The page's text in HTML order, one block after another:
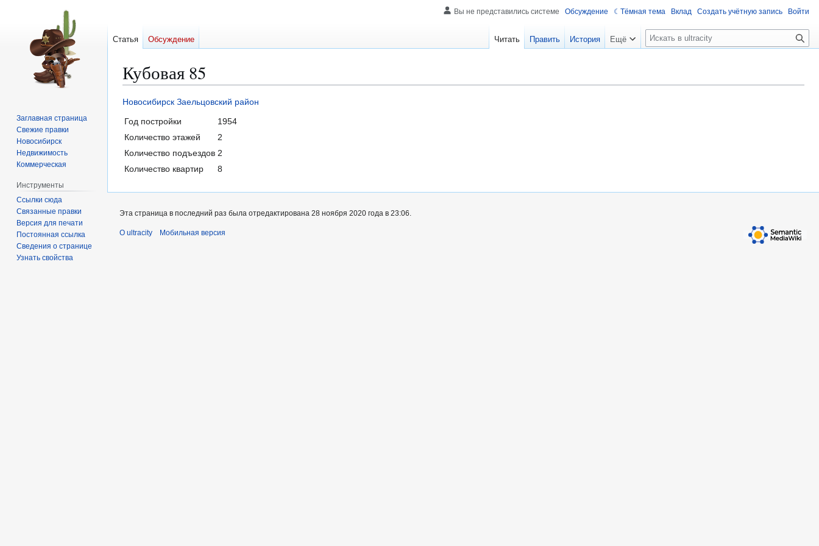
Кубовая 85
Перейти
навигации
Перейти
поиску
Новосибирск Заельцовский район
Год постройки
1954
Количество этажей
2
Количество подъездов 2
Количество квартир
8
Вы не представились системе Обсуждение Тёмная тема Вклад Создать учётную запись Войти
Статья Обсуждение Читать Править История Ещё
П
о
к
Заглавная страница
Свежие правки
Новосибирск
Недвижимость
Коммерческая
Инструменты
Ссылки сюда
Связанные правки
Версия для печати
Постоянная ссылка
Сведения о странице
Узнать свойства
Эта страница в последний раз была отредактирована 28 ноября 2020 года в 23:06.
О ultracity Мобильная версия